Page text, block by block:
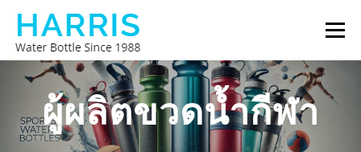
Skip
content
Menu
ขวดน้ำแฮร์ริส เกี่ยวกับเรา ติดต่อเรา
ผู้ผลิตขวดน้ำกีฬา